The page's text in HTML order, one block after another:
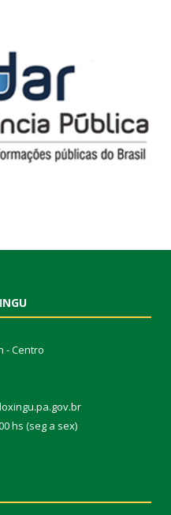
- Centro
hs (seg a sex)